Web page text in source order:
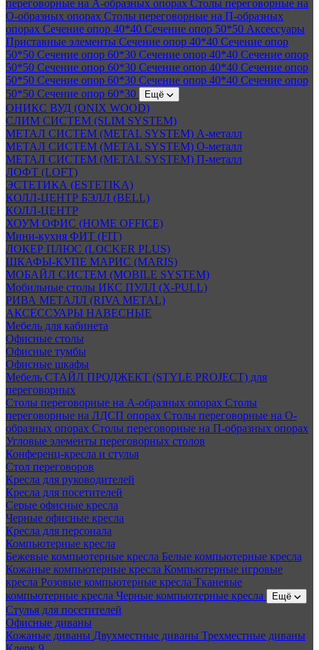
переговорные на А-образных опорах Столы переговорные на
О-образных опорах Столы переговорные на П-образных
опорах Сечение опор 40*40 Сечение опор 50*50 Аксессуары
Приставные элементы Сечение опор 40*40 Сечение опор
50*50 Сечение опор 60*30 Сечение опор 40*40 Сечение опор
50*50 Сечение опор 60*30 Сечение опор 40*40 Сечение опор
50*50 Сечение опор 60*30 Сечение опор 40*40 Сечение опор
50*50 Сечение опор 60*30 Ещё
ОНИКС ВУД (ONIX WOOD)
СЛИМ СИСТЕМ (SLIM SYSTEM)
МЕТАЛ СИСТЕМ (METAL SYSTEM) А-металл
МЕТАЛ СИСТЕМ (METAL SYSTEM) О-металл
МЕТАЛ СИСТЕМ (METAL SYSTEM) П-металл
ЛОФТ (LOFT)
ЭСТЕТИКА (ESTETIKA)
КОЛЛ-ЦЕНТР БЭЛЛ (BELL)
КОЛЛ-ЦЕНТР
ХОУМ ОФИС (HOME OFFICE)
Мини-кухня ФИТ (FIT)
ЛОКЕР ПЛЮС (LOCKER PLUS)
ШКАФЫ-КУПЕ МАРИС (MARIS)
МОБАЙЛ СИСТЕМ (MOBILE SYSTEM)
Мобильные столы ИКС ПУЛЛ (X-PULL)
РИВА МЕТАЛЛ (RIVA METAL)
АКСЕССУАРЫ НАВЕСНЫЕ
Мебель для кабинета
Офисные столы
Офисные тумбы
Офисные шкафы
Мебель СТАЙЛ ПРОДЖЕКТ (STYLE PROJECT) для
переговорных
Столы переговорные на А-образных опорах Столы
переговорные на ЛДСП опорах Столы переговорные на О-
образных опорах Столы переговорные на П-образных опорах
Угловые элементы переговорных столов
Конференц-кресла и стулья
Стол переговоров
Кресла для руководителей
Кресла для посетителей
Серые офисные кресла
Черные офисные кресла
Кресла для персонала
Компьютерные кресла
Бежевые компьютерные кресла Белые компьютерные кресла
Кожаные компьютерные кресла Компьютерные игровые
кресла Розовые компьютерные кресла Тканевые
компьютерные кресла Черные компьютерные кресла Ещё
Стулья для посетителей
Офисные диваны
Кожаные диваны Двухместные диваны Трехместные диваны